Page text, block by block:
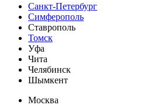
Санкт-Петербург
Симферополь
Ставрополь
Томск
Уфа
Чита
Челябинск
Шымкент
Москва